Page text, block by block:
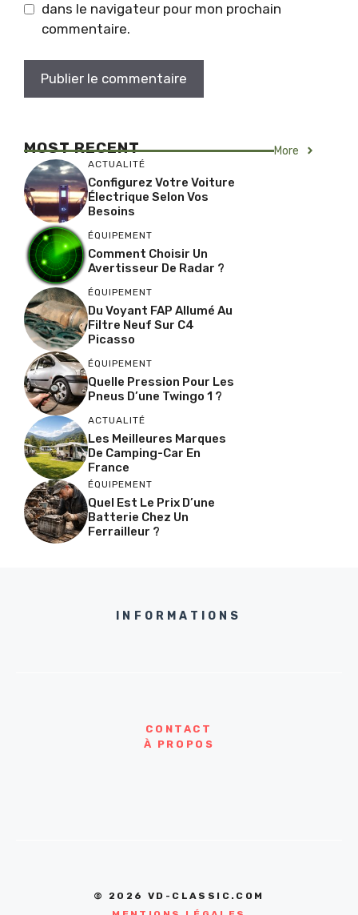
dans le navigateur pour mon prochain
commentaire.
MOST RECENT More
ACTUALITÉ
Configurez Votre Voiture
Électrique Selon Vos
Besoins
ÉQUIPEMENT
Comment Choisir Un
Avertisseur De Radar ?
ÉQUIPEMENT
Du Voyant FAP Allumé Au
Filtre Neuf Sur C4
Picasso
ÉQUIPEMENT
Quelle Pression Pour Les
Pneus D’une Twingo 1 ?
ACTUALITÉ
Les Meilleures Marques
De Camping-Car En
France
ÉQUIPEMENT
Quel Est Le Prix D’une
Batterie Chez Un
Ferrailleur ?
INFORMATIONS
CONTACT
À PROPOS
© 2026 VD-CLASSIC.COM